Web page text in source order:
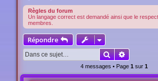
Règles du forum
Un langage correct est demandé ainsi que le
membres.
Répondre
RechercherRecherche
4 messages • Page 1 sur 1